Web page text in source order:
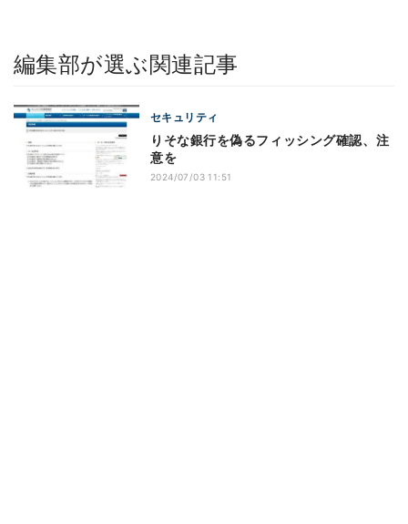
編集部が選ぶ関連記事
セキュリティ
りそな銀行を偽るフィッシング確認、注
意を
2024/07/03 11:51